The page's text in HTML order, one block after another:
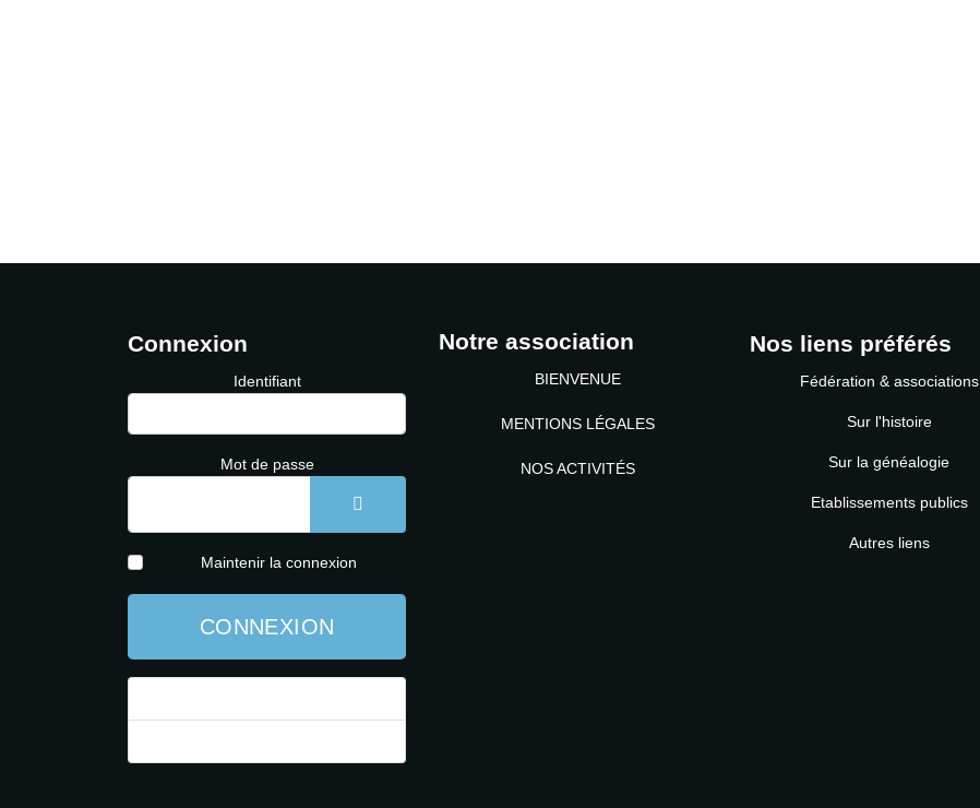
Connexion
Identifiant
Mot de passe
AFFICHER LE MOT DE PASSE
Maintenir la connexion
CONNEXION
Notre association
BIENVENUE
MENTIONS LÉGALES
NOS ACTIVITÉS
Nos liens préférés
Fédération & associations
Sur l'histoire
Sur la généalogie
Etablissements publics
Autres liens